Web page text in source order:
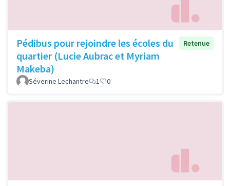
Pédibus pour rejoindre les écoles du
quartier (Lucie Aubrac et Myriam
Makeba)
Retenue
Séverine Lechantre 1 0